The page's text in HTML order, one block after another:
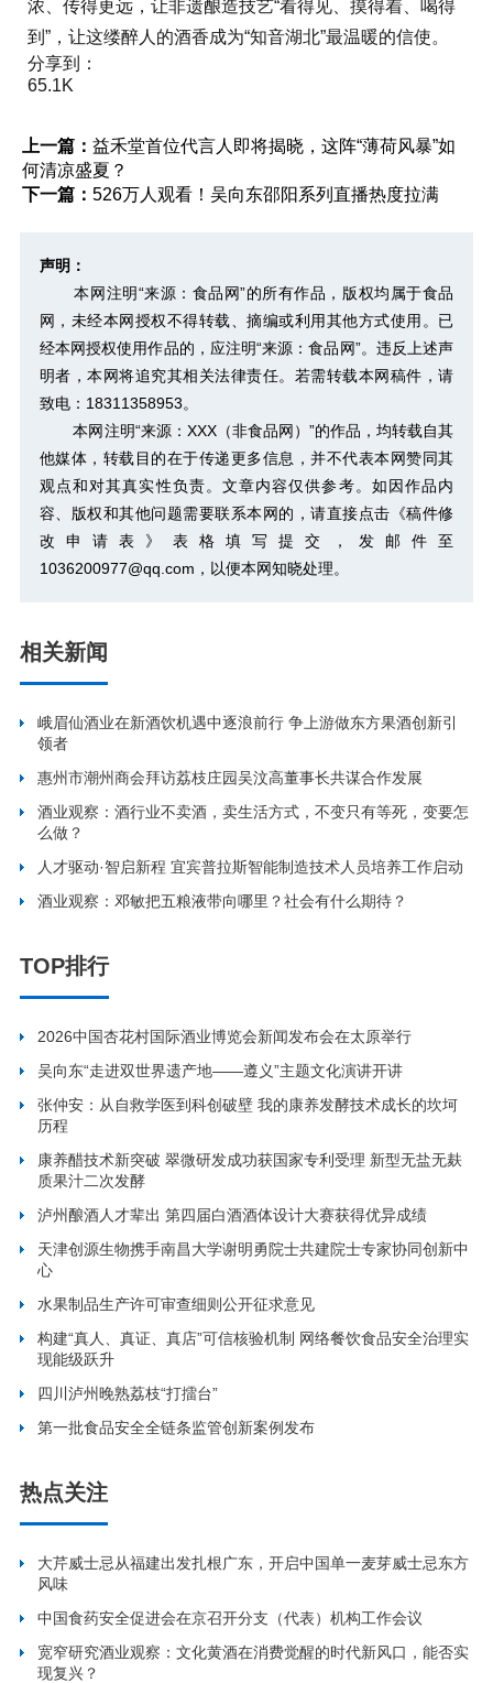
浓、传得更远，让非遗酿造技艺“看得见、摸得着、喝得
到”，让这缕醉人的酒香成为“知音湖北”最温暖的信使。
分享到：
65.1K
上一篇： 益禾堂首位代言人即将揭晓，这阵“薄荷风暴”如
何清凉盛夏？
下一篇： 526万人观看！吴向东邵阳系列直播热度拉满
声明：
本网注明“来源：食品网”的所有作品，版权均属于食品
网，未经本网授权不得转载、摘编或利用其他方式使用。已
经本网授权使用作品的，应注明“来源：食品网”。违反上述声
明者，本网将追究其相关法律责任。若需转载本网稿件，请
致电：18311358953。
本网注明“来源：XXX（非食品网）”的作品，均转载自其
他媒体，转载目的在于传递更多信息，并不代表本网赞同其
观点和对其真实性负责。文章内容仅供参考。如因作品内
容、版权和其他问题需要联系本网的，请直接点击 《稿件修
改申请表》 表格填写提交，发邮件至
1036200977@qq.com，以便本网知晓处理。
相关新闻
峨眉仙酒业在新酒饮机遇中逐浪前行 争上游做东方果酒创新引
领者
惠州市潮州商会拜访荔枝庄园吴汶高董事长共谋合作发展
酒业观察：酒行业不卖酒，卖生活方式，不变只有等死，变要怎
么做？
人才驱动·智启新程 宜宾普拉斯智能制造技术人员培养工作启动
酒业观察：邓敏把五粮液带向哪里？社会有什么期待？
TOP排行
2026中国杏花村国际酒业博览会新闻发布会在太原举行
吴向东“走进双世界遗产地——遵义”主题文化演讲开讲
张仲安：从自救学医到科创破壁 我的康养发酵技术成长的坎坷
历程
康养醋技术新突破 翠微研发成功获国家专利受理 新型无盐无麸
质果汁二次发酵
泸州酿酒人才辈出 第四届白酒酒体设计大赛获得优异成绩
天津创源生物携手南昌大学谢明勇院士共建院士专家协同创新中
心
水果制品生产许可审查细则公开征求意见
构建“真人、真证、真店”可信核验机制 网络餐饮食品安全治理实
现能级跃升
四川泸州晚熟荔枝“打擂台”
第一批食品安全全链条监管创新案例发布
热点关注
大芹威士忌从福建出发扎根广东，开启中国单一麦芽威士忌东方
风味
中国食药安全促进会在京召开分支（代表）机构工作会议
宽窄研究酒业观察：文化黄酒在消费觉醒的时代新风口，能否实
现复兴？